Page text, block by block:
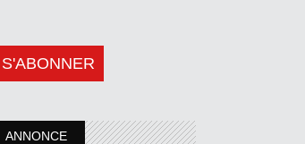
S'ABONNER
ANNONCE